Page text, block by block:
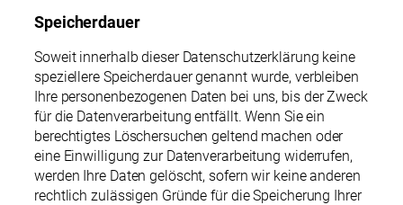
Speicherdauer
Soweit innerhalb dieser Datenschutzerklärung keine
speziellere Speicherdauer genannt wurde, verbleiben
Ihre personenbezogenen Daten bei uns, bis der Zweck
für die Datenverarbeitung entfällt. Wenn Sie ein
berechtigtes Löschersuchen geltend machen oder
eine Einwilligung zur Datenverarbeitung widerrufen,
werden Ihre Daten gelöscht, sofern wir keine anderen
rechtlich zulässigen Gründe für die Speicherung Ihrer